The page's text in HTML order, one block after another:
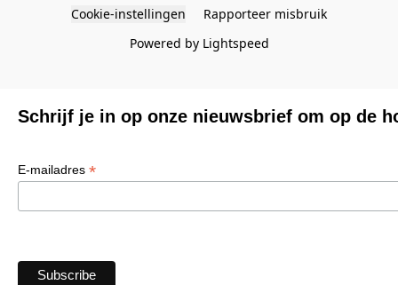
Cookie-instellingen
Rapporteer misbruik
Powered by Lightspeed
Schrijf je in op onze nieuwsbrief om op de
E-mailadres *